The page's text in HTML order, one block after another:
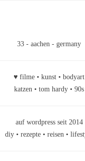
33 - aachen - germany
♥ filme • kunst • bodyart
katzen • tom hardy • 90s
auf wordpress seit 2014
diy • rezepte • reisen •